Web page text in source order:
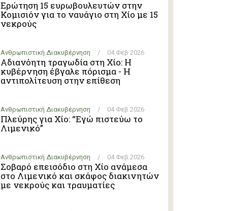
Ερώτηση 15 ευρωβουλευτών στην
Κομισιόν για το ναυάγιο στη Χίο με 15
νεκρούς
Ανθρωπιστική Διακυβέρνηση / 04 Φεβ 2026
Αδιανόητη τραγωδία στη Χίο: Η
κυβέρνηση έβγαλε πόρισμα - Η
αντιπολίτευση στην επίθεση
Ανθρωπιστική Διακυβέρνηση / 04 Φεβ 2026
Πλεύρης για Χίο: “Εγώ πιστεύω το
Λιμενικό”
Ανθρωπιστική Διακυβέρνηση / 04 Φεβ 2026
Σοβαρό επεισόδιο στη Χίο ανάμεσα
στο Λιμενικό και σκάφος διακινητών
με νεκρούς και τραυματίες